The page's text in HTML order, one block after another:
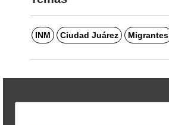
INM Ciudad Juárez Migrantes